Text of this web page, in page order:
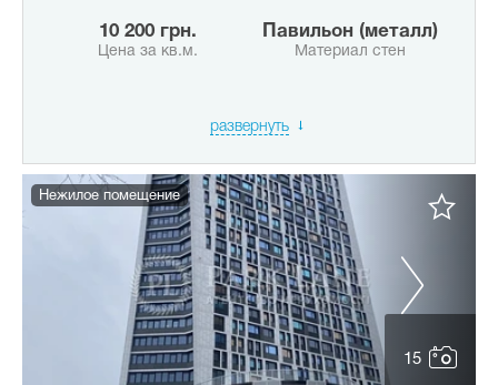
10 200 грн.
Цена за кв.м.
Павильон (металл)
Материал стен
развернуть
15
Нежилое помещение